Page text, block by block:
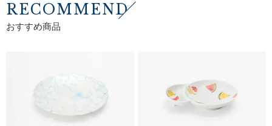
RECOMMEND
おすすめ商品